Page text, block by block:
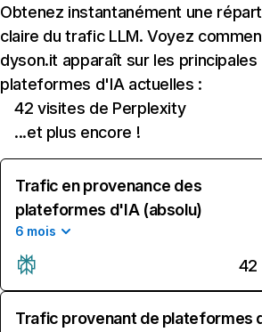
Obtenez instantanément une
claire du trafic LLM. Voyez
dyson.it apparaît sur les principales
plateformes d'IA actuelles :
42 visites de Perplexity
...et plus encore !
Trafic en provenance des
plateformes d'IA (absolu)
6 mois
42
Trafic provenant de plateformes